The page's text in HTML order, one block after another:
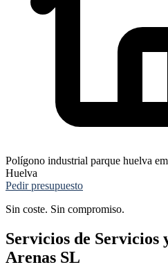
Polígono industrial parque huelva
Huelva
Pedir presupuesto
Sin coste. Sin compromiso.
Servicios de
Arenas SL